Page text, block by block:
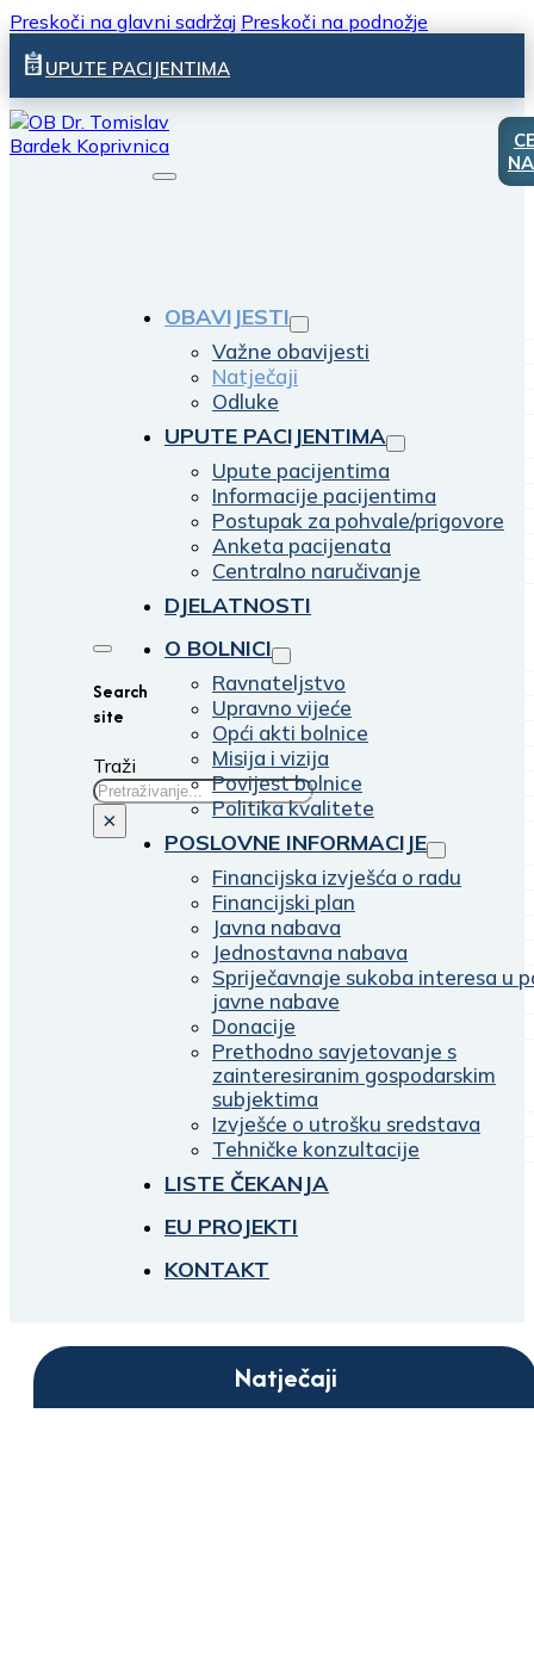
Preskoči na glavni sadržaj Preskoči na podnožje
UPUTE PACIJENTIMA
Search
site
Traži
×
OBAVIJESTI
Važne obavijesti
Natječaji
Odluke
UPUTE PACIJENTIMA
Upute pacijentima
Informacije pacijentima
Postupak za pohvale/prigovore
Anketa pacijenata
Centralno naručivanje
DJELATNOSTI
O BOLNICI
Ravnateljstvo
Upravno vijeće
Opći akti bolnice
Misija i vizija
Povijest bolnice
Politika kvalitete
POSLOVNE INFORMACIJE
Financijska izvješća o radu
Financijski plan
Javna nabava
Jednostavna nabava
Spriječavnaje sukoba interesa u
javne nabave
Donacije
Prethodno savjetovanje s
zainteresiranim gospodarskim
subjektima
Izvješće o utrošku sredstava
Tehničke konzultacije
LISTE ČEKANJA
EU PROJEKTI
KONTAKT
Natječaji